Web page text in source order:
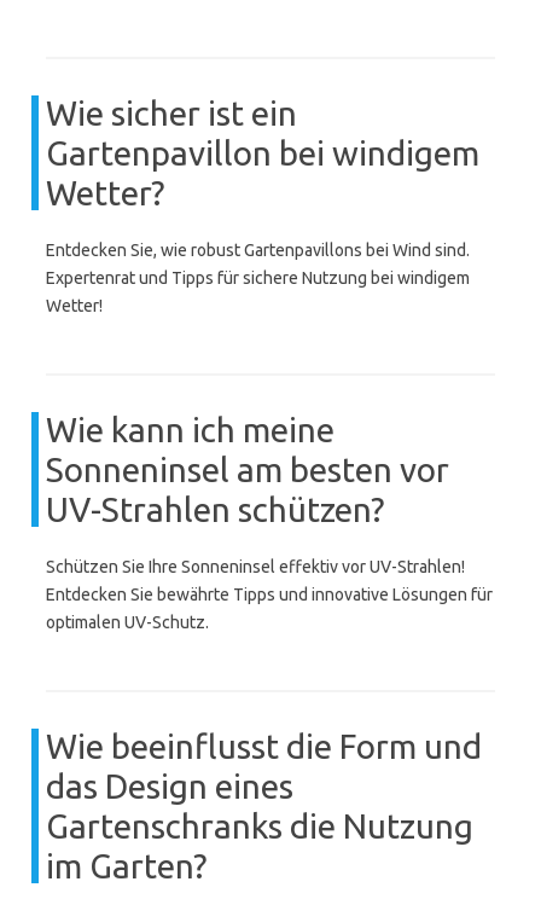
Wie sicher ist ein
Gartenpavillon bei windigem
Wetter?
Entdecken Sie, wie robust Gartenpavillons bei Wind sind.
Expertenrat und Tipps für sichere Nutzung bei windigem
Wetter!
Wie kann ich meine
Sonneninsel am besten vor
UV-Strahlen schützen?
Schützen Sie Ihre Sonneninsel effektiv vor UV-Strahlen!
Entdecken Sie bewährte Tipps und innovative Lösungen für
optimalen UV-Schutz.
Wie beeinflusst die Form und
das Design eines
Gartenschranks die Nutzung
im Garten?